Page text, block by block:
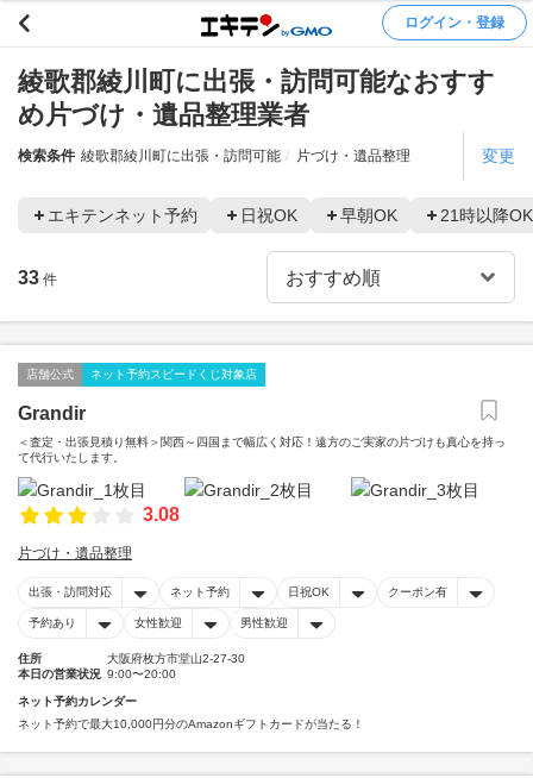
ログイン・登録
綾歌郡綾川町に出張・訪問可能なおすす
め片づけ・遺品整理業者
検索条件 綾歌郡綾川町に出張・訪問可能 片づけ・遺品整理 変更
エキテンネット予約 日祝OK 早朝OK 21時以降OK
33 件
店舗公式 ネット予約スピードくじ対象店
Grandir
＜査定・出張見積り無料＞関西～四国まで幅広く対応！遠方のご実家の片づけも真心を持っ
て代行いたします。
3.08
片づけ・遺品整理
出張・訪問対応 ネット予約 日祝OK クーポン有
予約あり 女性歓迎 男性歓迎
住所
大阪府枚方市堂山2-27-30
本日の営業状況 9:00〜20:00
ネット予約カレンダー
ネット予約で最大10,000円分のAmazonギフトカードが当たる！